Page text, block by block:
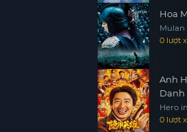
Hoa
Mulan
0 lượt
Anh
Danh
Hero
0 lượt